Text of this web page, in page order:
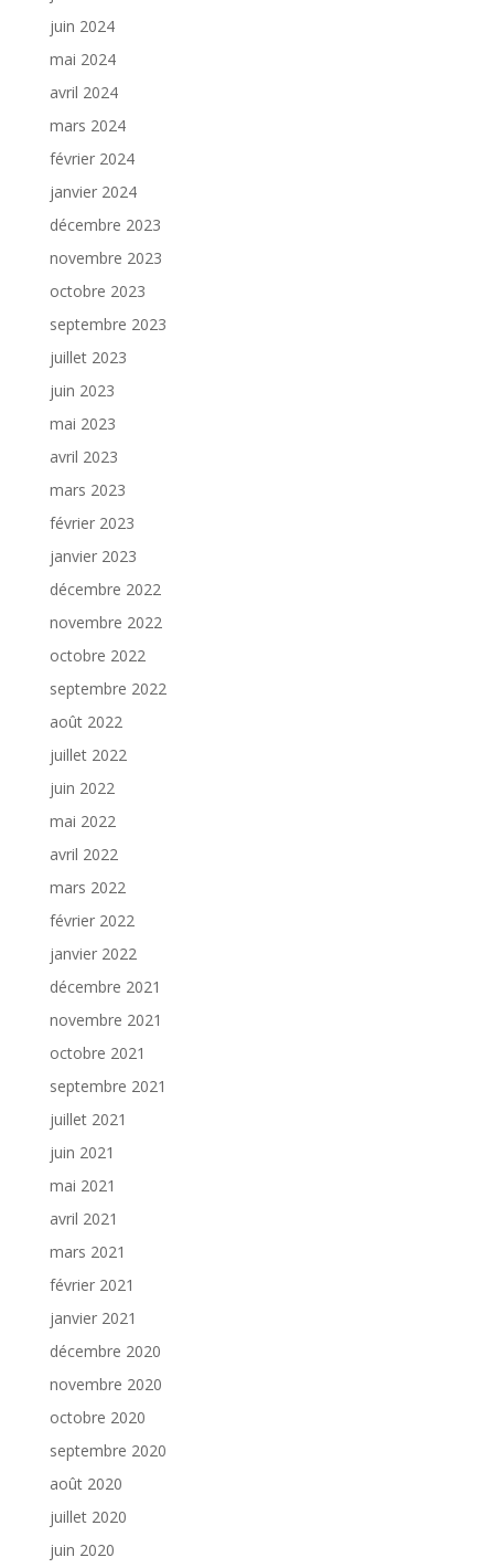
juin 2024
mai 2024
avril 2024
mars 2024
février 2024
janvier 2024
décembre 2023
novembre 2023
octobre 2023
septembre 2023
juillet 2023
juin 2023
mai 2023
avril 2023
mars 2023
février 2023
janvier 2023
décembre 2022
novembre 2022
octobre 2022
septembre 2022
août 2022
juillet 2022
juin 2022
mai 2022
avril 2022
mars 2022
février 2022
janvier 2022
décembre 2021
novembre 2021
octobre 2021
septembre 2021
juillet 2021
juin 2021
mai 2021
avril 2021
mars 2021
février 2021
janvier 2021
décembre 2020
novembre 2020
octobre 2020
septembre 2020
août 2020
juillet 2020
juin 2020